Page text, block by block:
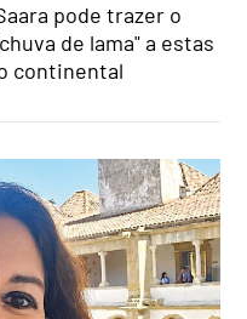
pode trazer o
de lama" a estas
continental